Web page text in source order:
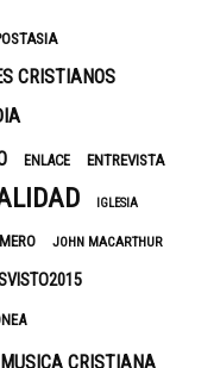
CRISTIANOS
ENLACE ENTREVISTA
IGLESIA
JOHN MACARTHUR
MUSICA CRISTIANA